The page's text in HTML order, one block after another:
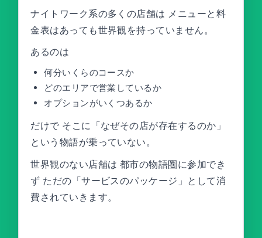
ナイトワーク系の多くの店舗は メニューと料
金表はあっても世界観を持っていません。
あるのは
何分いくらのコースか
どのエリアで営業しているか
オプションがいくつあるか
だけで そこに「なぜその店が存在するのか」
という物語が乗っていない。
世界観のない店舗は 都市の物語圏に参加でき
ず ただの「サービスのパッケージ」として消
費されていきます。